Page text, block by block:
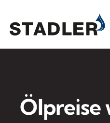
Inhalt
springen
Ölpreise